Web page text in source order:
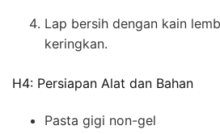
Lap bersih dengan kain
keringkan.
H4: Persiapan Alat dan Bahan
Pasta gigi non-gel